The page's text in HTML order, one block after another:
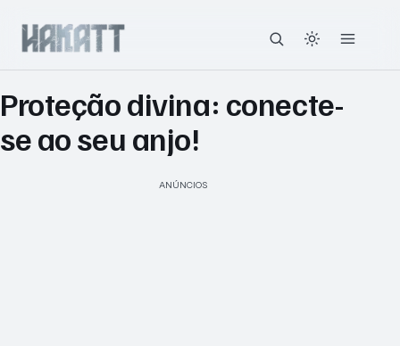
Proteção divina: conecte-
se ao seu anjo!
ANÚNCIOS